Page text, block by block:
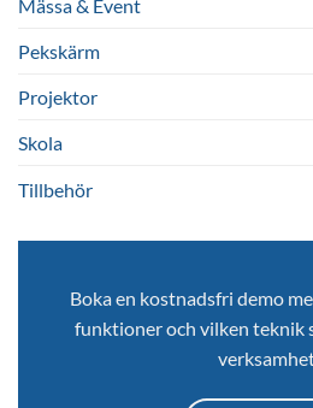
Mässa & Event
Pekskärm
Projektor
Skola
Tillbehör
Boka en kostnadsfri demo
funktioner och vilken teknik